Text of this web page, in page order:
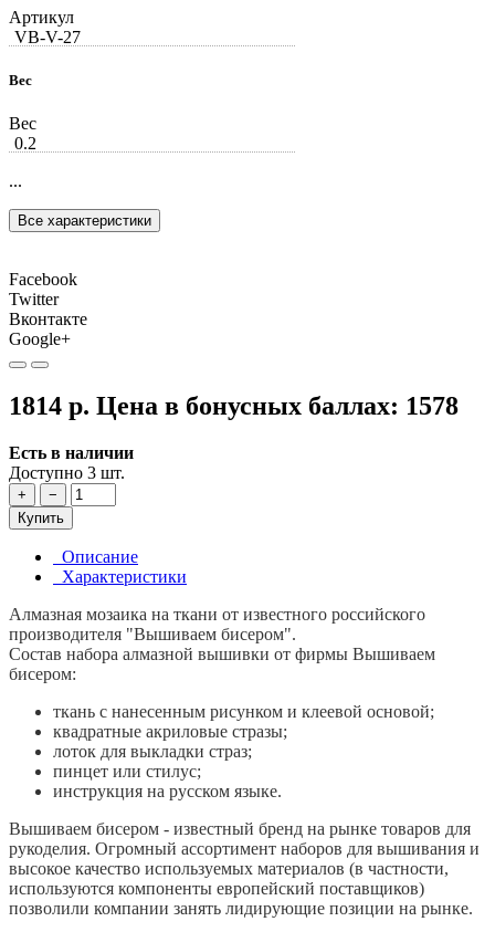
Артикул
VB-V-27
Вес
Вес
0.2
...
Все характеристики
Facebook
Twitter
Вконтакте
Google+
1814 р. Цена в бонусных баллах: 1578
Есть в наличии
Доступно 3 шт.
+
−
Купить
Описание
Характеристики
Алмазная мозаика на ткани от известного российского
производителя "Вышиваем бисером".
Состав набора алмазной вышивки от фирмы Вышиваем
бисером:
ткань с нанесенным рисунком и клеевой основой;
квадратные акриловые стразы;
лоток для выкладки страз;
пинцет или стилус;
инструкция на русском языке.
Вышиваем бисером - известный бренд на рынке товаров для
рукоделия. Огромный ассортимент наборов для вышивания и
высокое качество используемых материалов (в частности,
используются компоненты европейский поставщиков)
позволили компании занять лидирующие позиции на рынке.